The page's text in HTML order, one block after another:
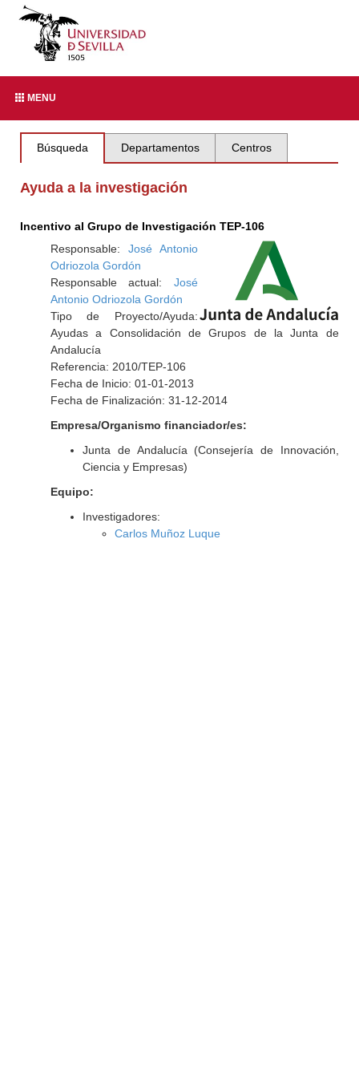
MENU
Búsqueda Departamentos Centros
Ayuda a la investigación
Incentivo al Grupo de Investigación TEP-106
Responsable: José Antonio
Odriozola Gordón
Responsable actual: José
Antonio Odriozola Gordón
Tipo de Proyecto/Ayuda:
Ayudas a Consolidación de Grupos de la Junta de
Andalucía
Referencia: 2010/TEP-106
Fecha de Inicio: 01-01-2013
Fecha de Finalización: 31-12-2014
Empresa/Organismo financiador/es:
Junta de Andalucía (Consejería de Innovación,
Ciencia y Empresas)
Equipo:
Investigadores:
Carlos Muñoz Luque